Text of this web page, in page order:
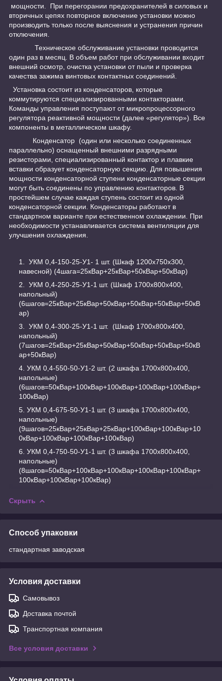
мощности. При перегорании предохранителей в силовых и
вторичных цепях повторное включение установки можно
производить только после выяснения и устранения причин
отключения.
Техническое обслуживание установки проводится
один раз в месяц. В объем работ при обслуживании входит
внешний осмотр, очистка установки от пыли и проверка
качества зажима винтовых контактных соединений.
Установка состоит из конденсаторов, которые
коммутируются специализированными контакторами.
Команды управления поступают от микропроцессорного
регулятора реактивной мощности (далее «регулятор»). Все
компоненты в металлическом шкафу.
Конденсатор (один или несколько соединенных
параллельно) оснащенный внешними разрядными
резисторами, специализированный контактор и плавкие
вставки образует конденсаторную секцию. Для повышения
мощности конденсаторной ступени конденсаторные секции
могут быть соединены по управлению контакторов. В
простейшем случае каждая ступень состоит из одной
конденсаторной секции. Конденсаторы работают в
стандартном варианте при естественном охлаждении. При
необходимости устанавливается система вентиляции для
улучшения охлаждения.
УКМ 0,4-150-25-У1- 1 шт. (Шкаф 1200х750х300,
навесной) (4шага=25кВар+25кВар+50кВар+50кВар)
УКМ 0,4-250-25-У1-1 шт. (Шкаф 1700х800х400,
напольный)
(6шагов=25кВар+25кВар+50кВар+50кВар+50кВар+50кВ
ар)
УКМ 0,4-300-25-У1-1 шт. (Шкаф 1700х800х400,
напольный)
(7шагов=25кВар+25кВар+50кВар+50кВар+50кВар+50кВ
ар+50кВар)
УКМ 0,4-550-50-У1-2 шт. (2 шкафа 1700х800х400,
напольные)
(6шагов=50кВар+100кВар+100кВар+100кВар+100кВар+
100кВар)
УКМ 0,4-675-50-У1-1 шт. (3 шкафа 1700х800х400,
напольные)
(9шагов=25кВар+25кВар+25кВар+100кВар+100кВар+10
0кВар+100кВар+100кВар+100кВар)
УКМ 0,4-750-50-У1-1 шт. (3 шкафа 1700х800х400,
напольные)
(8шагов=50кВар+100кВар+100кВар+100кВар+100кВар+
100кВар+100кВар+100кВар)
Скрыть
Способ упаковки
стандартная заводская
Условия доставки
Самовывоз
Доставка почтой
Транспортная компания
Все условия доставки